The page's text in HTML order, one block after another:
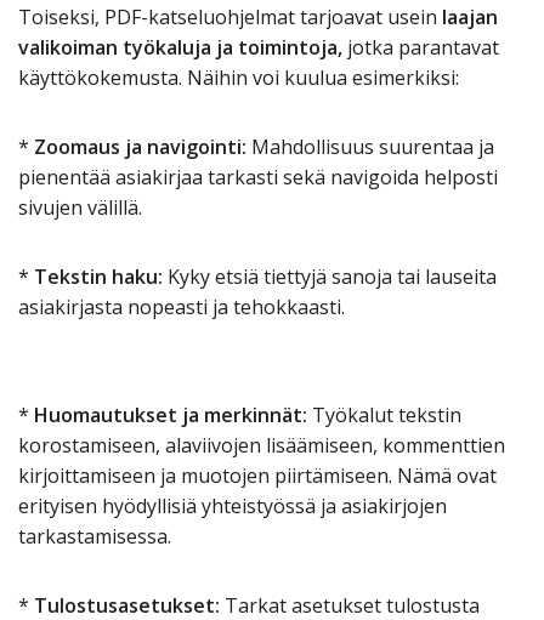
Toiseksi, PDF-katseluohjelmat tarjoavat usein laajan
valikoiman työkaluja ja toimintoja, jotka parantavat
käyttökokemusta. Näihin voi kuulua esimerkiksi:
* Zoomaus ja navigointi: Mahdollisuus suurentaa ja
pienentää asiakirjaa tarkasti sekä navigoida helposti
sivujen välillä.
* Tekstin haku: Kyky etsiä tiettyjä sanoja tai lauseita
asiakirjasta nopeasti ja tehokkaasti.
* Huomautukset ja merkinnät: Työkalut tekstin
korostamiseen, alaviivojen lisäämiseen, kommenttien
kirjoittamiseen ja muotojen piirtämiseen. Nämä ovat
erityisen hyödyllisiä yhteistyössä ja asiakirjojen
tarkastamisessa.
* Tulostusasetukset: Tarkat asetukset tulostusta